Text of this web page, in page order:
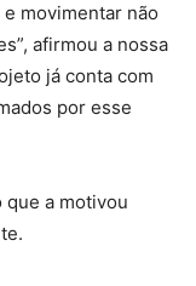
movimentar não
afirmou a nossa
já conta com
por esse
que a motivou